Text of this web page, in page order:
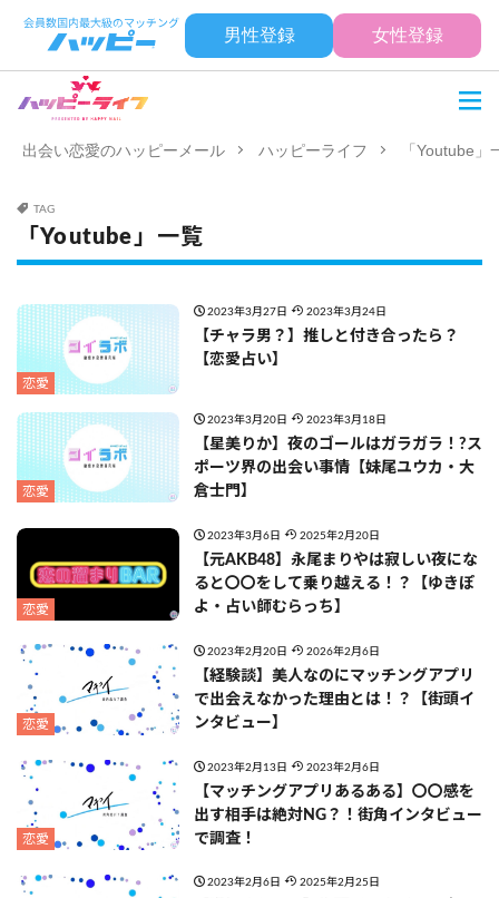
男性登録 女性登録
出会い恋愛のハッピーメール ハッピーライフ 「Youtube」
TAG
「Youtube」一覧
恋愛
2023年3月27日 2023年3月24日
【チャラ男？】推しと付き合ったら？
【恋愛占い】
恋愛
2023年3月20日 2023年3月18日
【星美りか】夜のゴールはガラガラ！?ス
ポーツ界の出会い事情【妹尾ユウカ・大
倉士門】
恋愛
2023年3月6日 2025年2月20日
【元AKB48】永尾まりやは寂しい夜にな
ると〇〇をして乗り越える！？【ゆきぽ
よ・占い師むらっち】
恋愛
2023年2月20日 2026年2月6日
【経験談】美人なのにマッチングアプリ
で出会えなかった理由とは！？【街頭イ
ンタビュー】
恋愛
2023年2月13日 2023年2月6日
【マッチングアプリあるある】〇〇感を
出す相手は絶対NG？！街角インタビュー
で調査！
2023年2月6日 2025年2月25日